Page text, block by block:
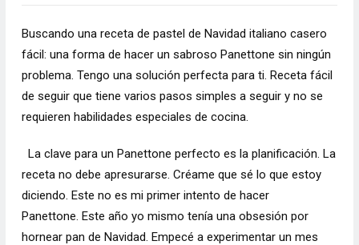
Buscando una receta de pastel de Navidad italiano casero
fácil: una forma de hacer un sabroso Panettone sin ningún
problema. Tengo una solución perfecta para ti. Receta fácil
de seguir que tiene varios pasos simples a seguir y no se
requieren habilidades especiales de cocina.
La clave para un Panettone perfecto es la planificación. La
receta no debe apresurarse. Créame que sé lo que estoy
diciendo. Este no es mi primer intento de hacer
Panettone. Este año yo mismo tenía una obsesión por
hornear pan de Navidad. Empecé a experimentar un mes